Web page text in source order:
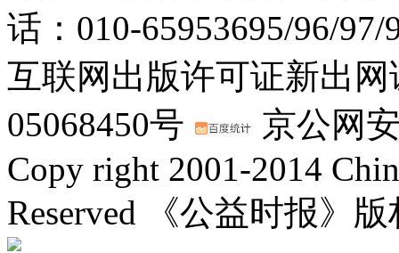
话：010-65953695/96/
互联网出版许可证新出
05068450号
京公网
Copy right 2001-2014
Reserved 《公益时报》